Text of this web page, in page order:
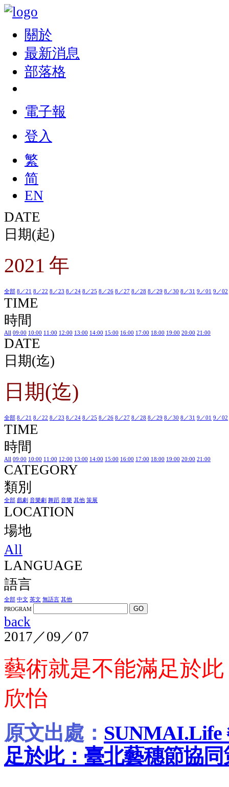
關於
最新消息
部落格
電子報
登入
繁
简
EN
DATE
日期(起)
2021 年
全部 8／21 8／22 8／23 8／24 8／25 8／26 8／27 8／28 8／29 8／30 8／31 9／01 9／02
TIME
時間
All 09:00 10:00 11:00 12:00 13:00 14:00 15:00 16:00 17:00 18:00 19:00 20:00 21:00
DATE
日期(迄)
日期(迄)
全部 8／21 8／22 8／23 8／24 8／25 8／26 8／27 8／28 8／29 8／30 8／31 9／01 9／02
TIME
時間
All 09:00 10:00 11:00 12:00 13:00 14:00 15:00 16:00 17:00 18:00 19:00 20:00 21:00
CATEGORY
類別
全部 戲劇 音樂劇 舞蹈 音樂 其他 策展
LOCATION
場地
All
LANGUAGE
語言
全部 中文 英文 無語言 其他
PROGRAM
GO
back
2017／09／07
藝術就是不能滿足於
欣怡
原文出處： SUNMAI.Life
足於此：臺北藝穗節協